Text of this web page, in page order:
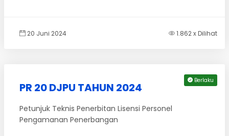
20 Juni 2024 1.862 x Dilihat
Berlaku
PR 20 DJPU TAHUN 2024
Petunjuk Teknis Penerbitan Lisensi Personel
Pengamanan Penerbangan